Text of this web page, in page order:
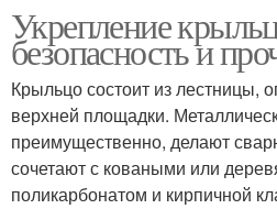
Укрепление
безопасность и
Крыльцо состоит из лестницы,
верхней площадки.
преимущественно, делают
сочетают с коваными или
поликарбонатом и кирпичной